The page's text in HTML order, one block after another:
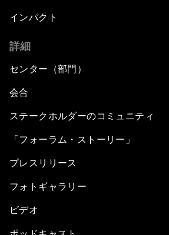
インパクト
詳細
センター（部門）
会合
ステークホルダーのコミュニティ
「フォーラム・ストーリー」
プレスリリース
フォトギャラリー
ビデオ